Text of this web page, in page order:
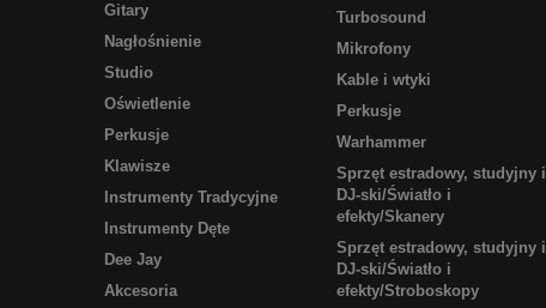
Gitary
Nagłośnienie
Studio
Oświetlenie
Perkusje
Klawisze
Instrumenty Tradycyjne
Instrumenty Dęte
Dee Jay
Akcesoria
Turbosound
Mikrofony
Kable i wtyki
Perkusje
Warhammer
Sprzęt estradowy, studyjny i
DJ-ski/Światło i
efekty/Skanery
Sprzęt estradowy, studyjny i
DJ-ski/Światło i
efekty/Stroboskopy